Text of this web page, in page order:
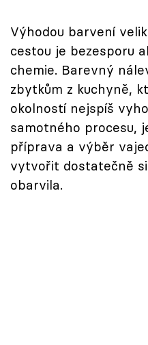
Přihlášení
Sledujte nás
Výhodou barvení
cestou je bezesporu
chemie. Barevný
zbytkům z kuchyně,
okolností nejspíš
samotného procesu,
příprava a výběr
vytvořit dostatečně
obarvila.